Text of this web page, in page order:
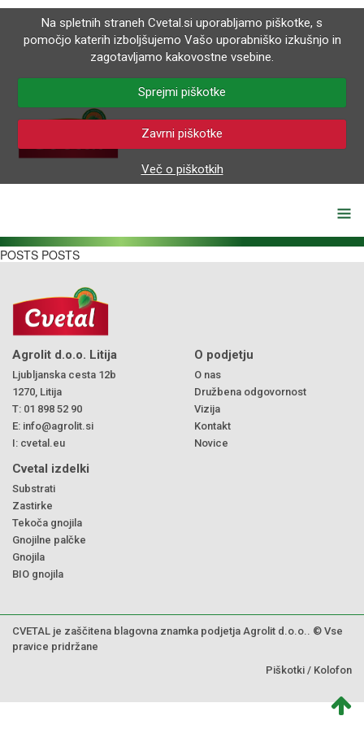
Na spletnih straneh Cvetal.si uporabljamo piškotke, s
pomočjo katerih izboljšujemo Vašo uporabniško izkušnjo in
zagotavljamo kakovostne vsebine.
Sprejmi piškotke
Zavrni piškotke
Več o piškotkih
POSTS POSTS
Agrolit d.o.o. Litija
Ljubljanska cesta 12b
1270, Litija
T: 01 898 52 90
E: info@agrolit.si
I: cvetal.eu
O podjetju
O nas
Družbena odgovornost
Vizija
Kontakt
Novice
Cvetal izdelki
Substrati
Zastirke
Tekoča gnojila
Gnojilne palčke
Gnojila
BIO gnojila
CVETAL je zaščitena blagovna znamka podjetja Agrolit d.o.o.. © Vse
pravice pridržane
Piškotki / Kolofon